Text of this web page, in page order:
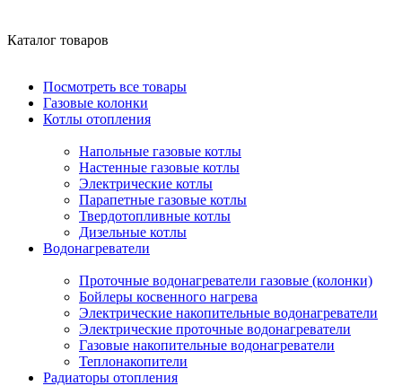
Каталог товаров
Посмотреть все товары
Газовые колонки
Котлы отопления
Напольные газовые котлы
Настенные газовые котлы
Электрические котлы
Парапетные газовые котлы
Твердотопливные котлы
Дизельные котлы
Водонагреватели
Проточные водонагреватели газовые (колонки)
Бойлеры косвенного нагрева
Электрические накопительные водонагреватели
Электрические проточные водонагреватели
Газовые накопительные водонагреватели
Теплонакопители
Радиаторы отопления